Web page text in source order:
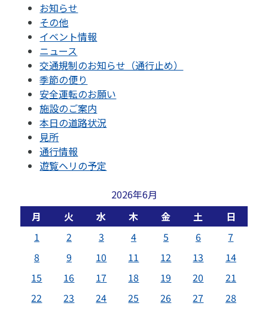
お知らせ
その他
イベント情報
ニュース
交通規制のお知らせ（通行止め）
季節の便り
安全運転のお願い
施設のご案内
本日の道路状況
見所
通行情報
遊覧ヘリの予定
2026年6月
月
火 水 木 金 土
日
1
2 3 4 5 6
7
8
9 10 11 12 13
14
15
16 17 18 19 20
21
22
23 24 25 26 27
28